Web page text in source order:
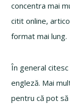
concentra mai
citit online,
format mai lung.
În general
engleză. Mai
pentru că pot să